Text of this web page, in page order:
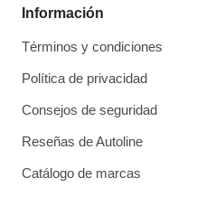
Información
Términos y condiciones
Política de privacidad
Consejos de seguridad
Reseñas de Autoline
Catálogo de marcas